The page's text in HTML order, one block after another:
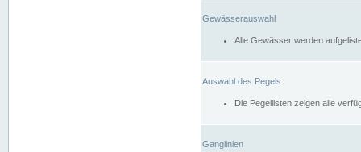
Gewässerauswahl
Alle Gewässer werden
Auswahl des Pegels
Die Pegellisten zeigen alle
Ganglinien